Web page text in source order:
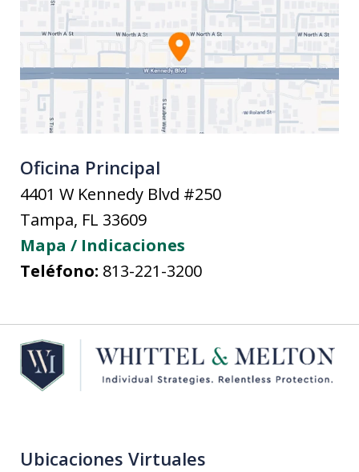
Oficina Principal
4401 W Kennedy Blvd #250
Tampa, FL 33609
Mapa / Indicaciones
Teléfono: 813-221-3200
Ubicaciones Virtuales